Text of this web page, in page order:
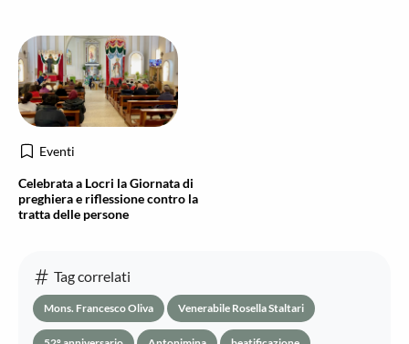
Eventi
Celebrata a Locri la Giornata di
preghiera e riflessione contro la
tratta delle persone
Tag correlati
Mons. Francesco Oliva Venerabile Rosella Staltari